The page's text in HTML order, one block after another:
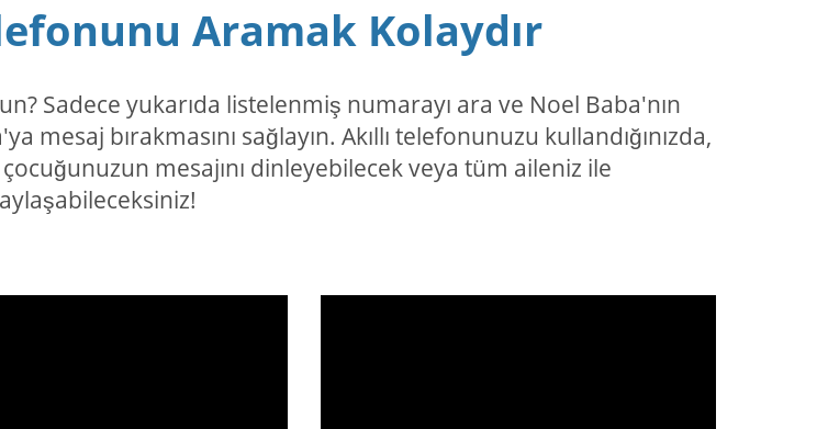
Aramak Kolaydır
Sadece yukarıda listelenmiş numarayı ara ve Noel Baba'nın
bırakmasını sağlayın. Akıllı telefonunuzu kullandığınızda,
mesajını dinleyebilecek veya tüm aileniz ile